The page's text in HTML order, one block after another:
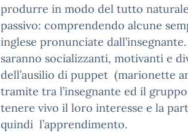
produrre in modo del tutto
passivo: comprendendo alcune
inglese pronunciate
saranno socializzanti, motivanti e
dell’ausilio di puppet (marionette
tramite tra l’insegnante ed il
tenere vivo il loro interesse e la
quindi l’apprendimento.